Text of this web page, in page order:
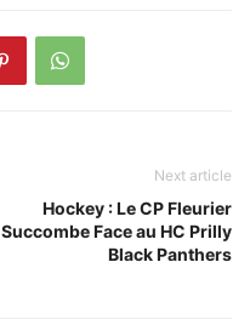
Next article
Hockey : Le CP Fleurier
Succombe Face au HC Prilly
Black Panthers